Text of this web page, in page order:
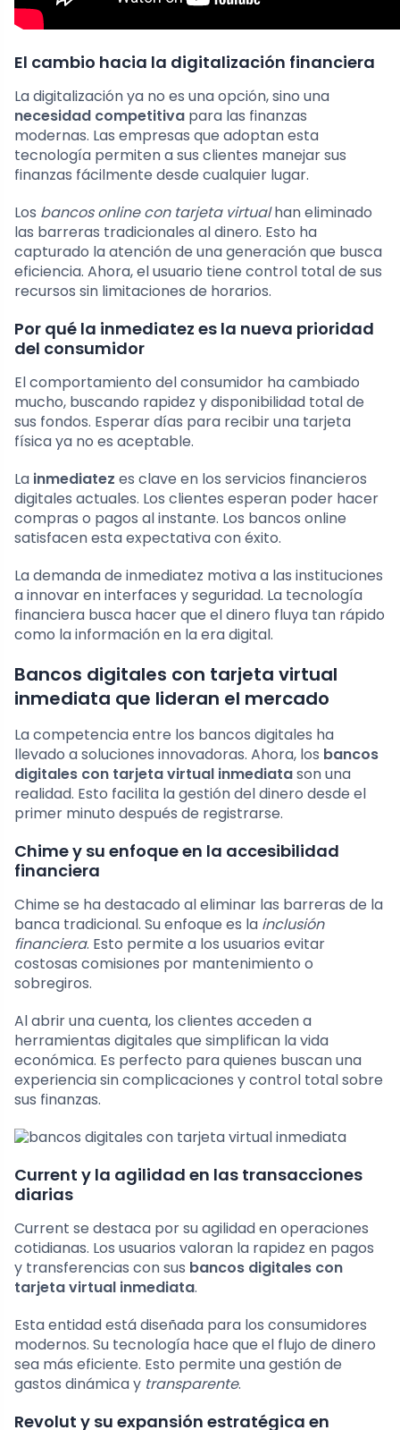
El cambio hacia la digitalización financiera
La digitalización ya no es una opción, sino una
necesidad competitiva para las finanzas
modernas. Las empresas que adoptan esta
tecnología permiten a sus clientes manejar sus
finanzas fácilmente desde cualquier lugar.
Los bancos online con tarjeta virtualhan eliminado
las barreras tradicionales al dinero. Esto ha
capturado la atención de una generación que busca
eficiencia. Ahora, el usuario tiene control total de sus
recursos sin limitaciones de horarios.
Por qué la inmediatez es la nueva prioridad
del consumidor
El comportamiento del consumidor ha cambiado
mucho, buscando rapidez y disponibilidad total de
sus fondos. Esperar días para recibir una tarjeta
física ya no es aceptable.
La inmediatez es clave en los servicios financieros
digitales actuales. Los clientes esperan poder hacer
compras o pagos al instante. Los bancos online
satisfacen esta expectativa con éxito.
La demanda de inmediatez motiva a las instituciones
a innovar en interfaces y seguridad. La tecnología
financiera busca hacer que el dinero fluya tan rápido
como la información en la era digital.
Bancos digitales con tarjeta virtual
inmediata que lideran el mercado
La competencia entre los bancos digitales ha
llevado a soluciones innovadoras. Ahora, los bancos
digitales con tarjeta virtual inmediatason una
realidad. Esto facilita la gestión del dinero desde el
primer minuto después de registrarse.
Chime y su enfoque en la accesibilidad
financiera
Chime se ha destacado al eliminar las barreras de la
banca tradicional. Su enfoque es la inclusión
financiera. Esto permite a los usuarios evitar
costosas comisiones por mantenimiento o
sobregiros.
Al abrir una cuenta, los clientes acceden a
herramientas digitales que simplifican la vida
económica. Es perfecto para quienes buscan una
experiencia sin complicaciones y control total sobre
sus finanzas.
Current y la agilidad en las transacciones
diarias
Current se destaca por su agilidad en operaciones
cotidianas. Los usuarios valoran la rapidez en pagos
y transferencias con sus bancos digitales con
tarjeta virtual inmediata.
Esta entidad está diseñada para los consumidores
modernos. Su tecnología hace que el flujo de dinero
sea más eficiente. Esto permite una gestión de
gastos dinámica y transparente.
Revolut y su expansión estratégica en